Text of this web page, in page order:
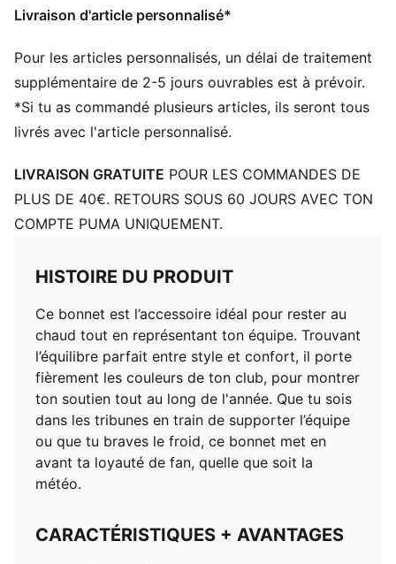
Logo PUMA Cat brodé au niveau de la bordure sur le
PUMA Enfant et Adolescent : recommandé pour les
enfants âgés de 8 à 16 ans
Livraison d'article personnalisé*
Pour les articles personnalisés, un délai de traitement
supplémentaire de 2-5 jours ouvrables est à prévoir.
*Si tu as commandé plusieurs articles, ils seront tous
livrés avec l'article personnalisé.
LIVRAISON GRATUITE POUR LES COMMANDES DE
PLUS DE 40€. RETOURS SOUS 60 JOURS AVEC TON
COMPTE PUMA UNIQUEMENT.
HISTOIRE DU PRODUIT
Ce bonnet est l’accessoire idéal pour rester au
chaud tout en représentant ton équipe. Trouvant
l’équilibre parfait entre style et confort, il porte
fièrement les couleurs de ton club, pour montrer
ton soutien tout au long de l'année. Que tu sois
dans les tribunes en train de supporter l’équipe
ou que tu braves le froid, ce bonnet met en
avant ta loyauté de fan, quelle que soit la
météo.
CARACTÉRISTIQUES + AVANTAGES